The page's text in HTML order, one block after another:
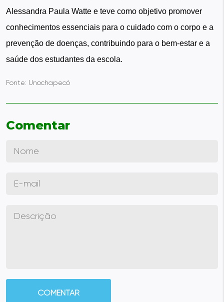
Alessandra Paula Watte e teve como objetivo promover
conhecimentos essenciais para o cuidado com o corpo e a
prevenção de doenças, contribuindo para o bem-estar e a
saúde dos estudantes da escola.
Fonte: Unochapecó
Comentar